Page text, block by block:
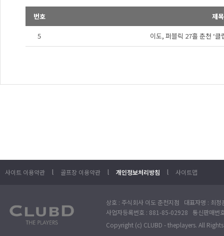
번호 제목
5 이도, 퍼블릭 27홀 춘천 ‘
사이트 이용약관 l 골프장 이용약관 l 개인정보처리방침 l 사이트맵
상호 : 주식회사 이도 춘천지점 대표자명 : 최
사업자등록번호 : 881-85-02928 통신판매번
Copyright (c) CLUBD - theplayers. All